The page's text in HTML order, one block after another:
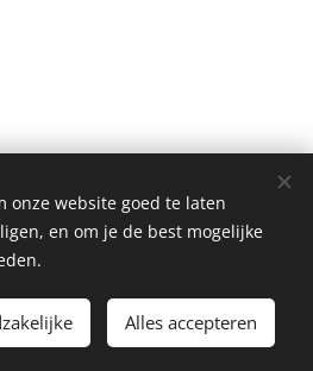
Waarloos 2025
Cookies
onze website goed te laten
en om je de best mogelijke
Alles accepteren